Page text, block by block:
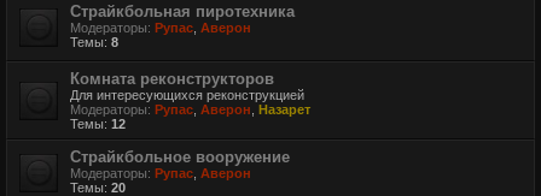
Страйкбольная пиротехника
Модераторы: Рупас Аверон
Темы: 8
Комната реконструкторов
Для интересующихся реконструкцией
Модераторы: Рупас Аверон Назарет
Темы: 12
Страйкбольное вооружение
Модераторы: Рупас Аверон
Темы: 20